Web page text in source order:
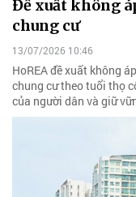
Đề xuất không
chung cư
13/07/2026 10:46
HoREA đề xuất không
chung cư theo tuổi thọ
của người dân và giữ